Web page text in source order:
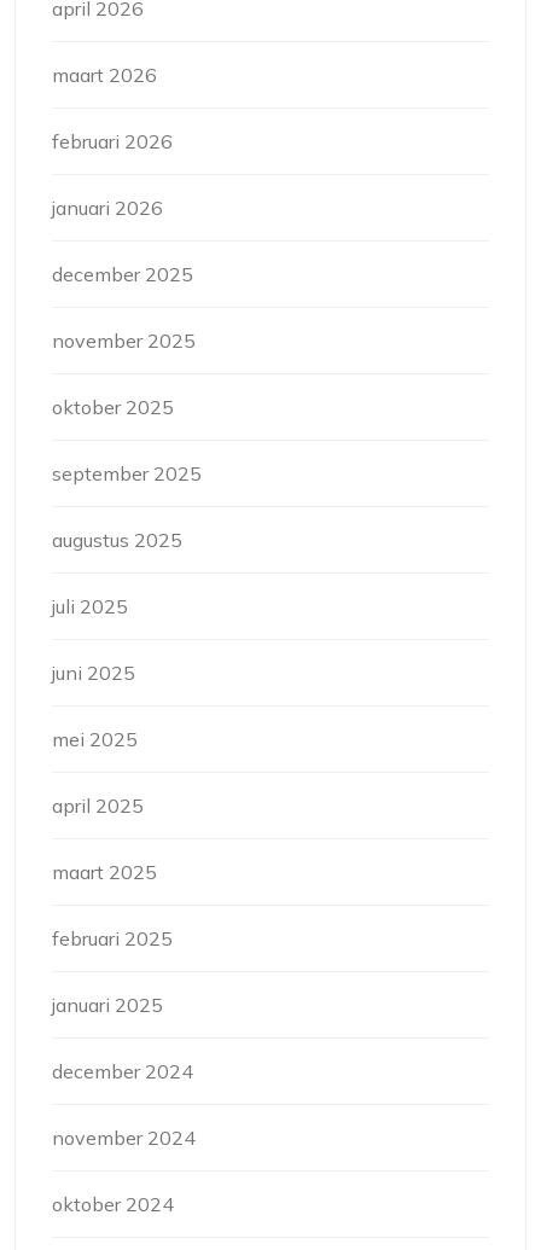
april 2026
maart 2026
februari 2026
januari 2026
december 2025
november 2025
oktober 2025
september 2025
augustus 2025
juli 2025
juni 2025
mei 2025
april 2025
maart 2025
februari 2025
januari 2025
december 2024
november 2024
oktober 2024